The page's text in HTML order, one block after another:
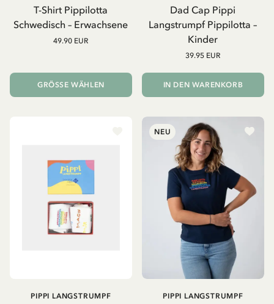
T-Shirt Pippilotta
Schwedisch – Erwachsene
49.90 EUR
GRÖSSE WÄHLEN
Dad Cap Pippi
Langstrumpf Pippilotta –
Kinder
39.95 EUR
IN DEN WARENKORB
PIPPI LANGSTRUMPF
NEU
PIPPI LANGSTRUMPF